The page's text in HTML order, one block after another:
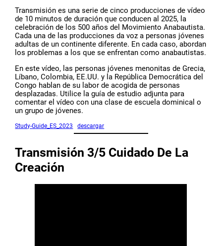
Transmisión es una serie de cinco producciones de vídeo
de 10 minutos de duración que conducen al 2025, la
celebración de los 500 años del Movimiento Anabautista.
Cada una de las producciones da voz a personas jóvenes
adultas de un continente diferente. En cada caso, abordan
los problemas a los que se enfrentan como anabautistas.
En este vídeo, las personas jóvenes menonitas de Grecia,
Líbano, Colombia, EE.UU. y la República Democrática del
Congo hablan de su labor de acogida de personas
desplazadas. Utilice la guía de estudio adjunta para
comentar el vídeo con una clase de escuela dominical o
un grupo de jóvenes.
Study-Guide_ES_2023 descargar
Transmisión 3/5 Cuidado De La
Creación